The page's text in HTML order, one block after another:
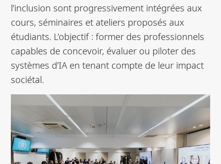
l’inclusion sont progressivement intégrées aux
cours, séminaires et ateliers proposés aux
étudiants. L’objectif : former des professionnels
capables de concevoir, évaluer ou piloter des
systèmes d’IA en tenant compte de leur impact
sociétal.